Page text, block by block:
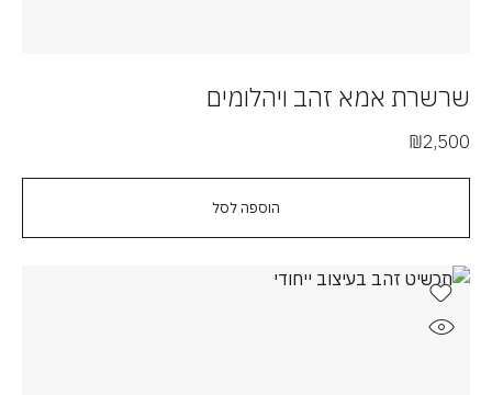
הוספה לסל
שרשרת אמא זהב ויהלומים
₪2,500